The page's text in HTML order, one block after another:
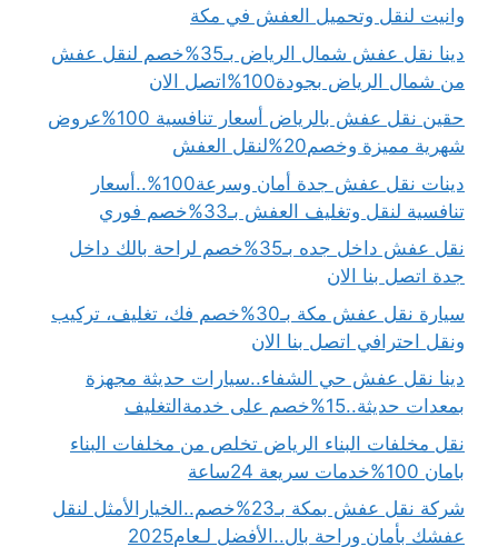
وانيت لنقل وتحميل العفش في مكة
دينا نقل عفش شمال الرياض بـ35%خصم لنقل عفش
من شمال الرياض بجودة100%اتصل الان
حقين نقل عفش بالرياض أسعار تنافسية 100%عروض
شهرية مميزة وخصم20%لنقل العفش
دينات نقل عفش جدة أمان وسرعة100%..أسعار
تنافسية لنقل وتغليف العفش بـ33%خصم فوري
نقل عفش داخل جده بـ35%خصم لراحة بالك داخل
جدة اتصل بنا الان
سيارة نقل عفش مكة بـ30%خصم فك، تغليف، تركيب
ونقل احترافي اتصل بنا الان
دينا نقل عفش حي الشفاء..سيارات حديثة مجهزة
بمعدات حديثة..15%خصم على خدمةالتغليف
نقل مخلفات البناء الرياض تخلص من مخلفات البناء
بامان 100%خدمات سريعة 24ساعة
شركة نقل عفش بمكة بـ23%خصم..الخيارالأمثل لنقل
عفشك بأمان وراحة بال..الأفضل لـعام2025